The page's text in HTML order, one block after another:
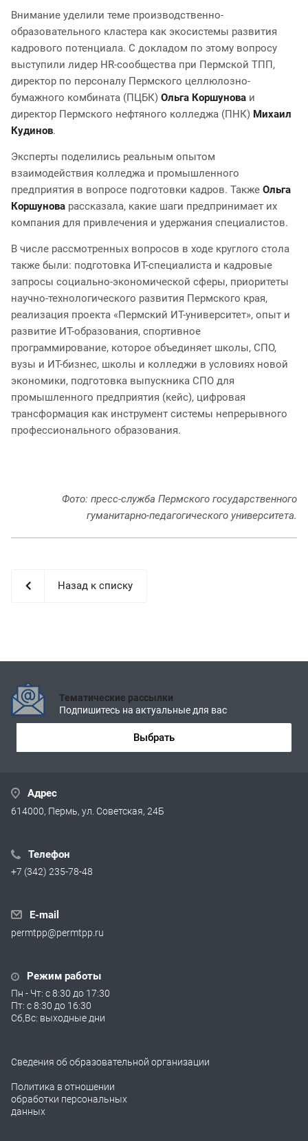
Внимание уделили теме производственно-
образовательного кластера как экосистемы развития
кадрового потенциала. С докладом по этому вопросу
выступили лидер HR-сообщества при Пермской ТПП,
директор по персоналу Пермского целлюлозно-
бумажного комбината (ПЦБК) Ольга Коршунова и
директор Пермского нефтяного колледжа (ПНК) Михаил
Кудинов.
Эксперты поделились реальным опытом
взаимодействия колледжа и промышленного
предприятия в вопросе подготовки кадров. Также Ольга
Коршунова рассказала, какие шаги предпринимает их
компания для привлечения и удержания специалистов.
В числе рассмотренных вопросов в ходе круглого стола
также были: подготовка ИТ-специалиста и кадровые
запросы социально-экономической сферы, приоритеты
научно-технологического развития Пермского края,
реализация проекта «Пермский ИТ-университет», опыт и
развитие ИТ-образования, спортивное
программирование, которое объединяет школы, СПО,
вузы и ИТ-бизнес, школы и колледжи в условиях новой
экономики, подготовка выпускника СПО для
промышленного предприятия (кейс), цифровая
трансформация как инструмент системы непрерывного
профессионального образования.
Фото: пресс-служба Пермского государственного
гуманитарно-педагогического университета.
Назад к списку
Тематические рассылки
Подпишитесь на актуальные для вас
Выбрать
Адрес
614000, Пермь, ул. Советская, 24Б
Телефон
+7 (342) 235-78-48
E-mail
permtpp@permtpp.ru
Режим работы
Пн - Чт: с 8:30 до 17:30
Пт: с 8:30 до 16:30
Сб,Вс: выходные дни
Сведения об образовательной организации
Политика в отношении
обработки персональных
данных